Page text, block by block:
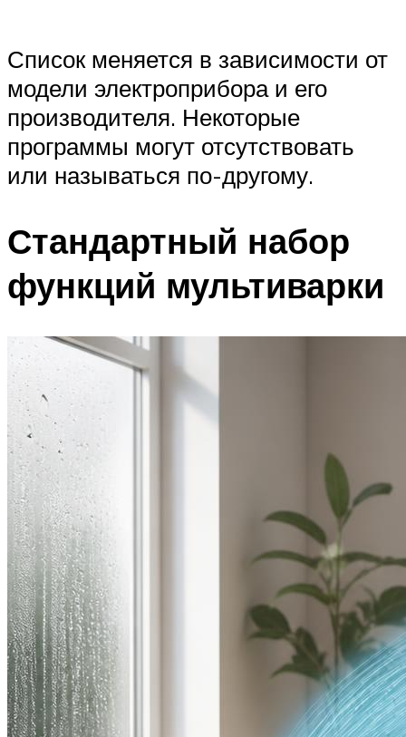
Список меняется в зависимости от
модели электроприбора и его
производителя. Некоторые
программы могут отсутствовать
или называться по-другому.
Стандартный набор
функций мультиварки